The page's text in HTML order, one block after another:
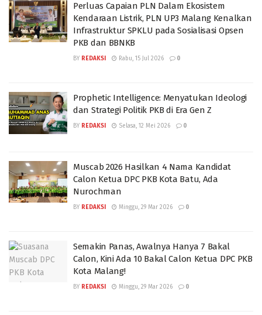
Perluas Capaian PLN Dalam Ekosistem
Kendaraan Listrik, PLN UP3 Malang Kenalkan
Infrastruktur SPKLU pada Sosialisasi Opsen
PKB dan BBNKB
BY REDAKSI Rabu, 15 Jul 2026 0
Prophetic Intelligence: Menyatukan Ideologi
dan Strategi Politik PKB di Era Gen Z
BY REDAKSI Selasa, 12 Mei 2026 0
Muscab 2026 Hasilkan 4 Nama Kandidat
Calon Ketua DPC PKB Kota Batu, Ada
Nurochman
BY REDAKSI Minggu, 29 Mar 2026 0
Semakin Panas, Awalnya Hanya 7 Bakal
Calon, Kini Ada 10 Bakal Calon Ketua DPC PKB
Kota Malang!
BY REDAKSI Minggu, 29 Mar 2026 0